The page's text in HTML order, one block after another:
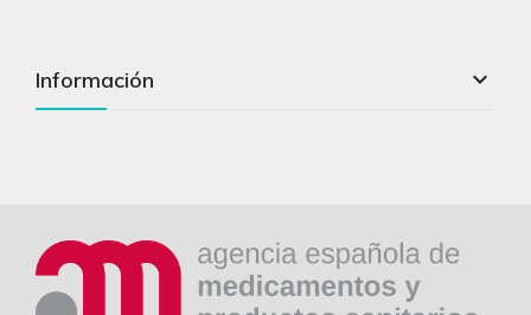
Información 